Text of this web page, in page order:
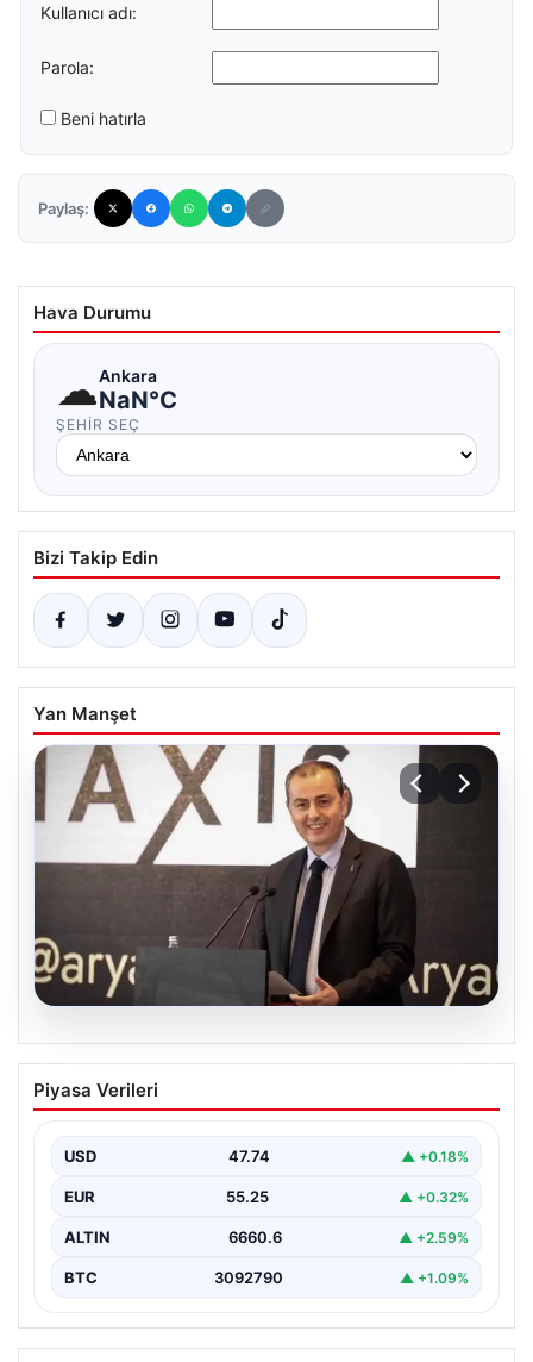
Kullanıcı adı:
Parola:
Beni hatırla
Paylaş:
Hava Durumu
☁Ankara
NaN°C
ŞEHIR SEÇ
Bizi Takip Edin
Yan Manşet
07.08.2026
İş Bankası Yönetiminde Sürpriz
Değişiklik: Hakan Aran Görevini
Türkiye'nin köklü bankalarından İş Bankası'nda yönetim
Bankanın uzun…
Piyasa Verileri
USD 47.74 ▲ +0.18%
EUR 55.25 ▲ +0.32%
ALTIN 6660.6 ▲ +2.59%
BTC 3092790 ▲ +1.09%